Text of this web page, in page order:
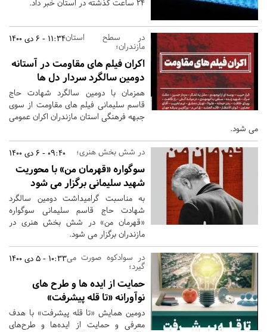
۲۴ ساعت گذشته در استان خبر داد.
11:34 - 6 دی 1400در سطح استان
مازندران؛
اکران فیلم های مقاومت در آستانه
دومین سالگرد سردار دل ها
همزمان با دومین سالگرد شهادت حاج
قاسم سلیمانی فیلم های مقاومت از سوی
جبهه فرهنگی استان مازندران اکران عمومی
می شود.
09:40 - 6 دی 1400 در شش بخش هنری؛
سوگواره «قهرمان من» با محوریت
شهید سلیمانی برگزار می شود
به مناسبت گرامیداشت دومین سالگرد
شهادت حاج قاسم سلیمانی سوگواره
«قهرمان من» در شش بخش هنری در
مازندران برگزار می شود.
10:33 - 5 دی 1400در سوادکوه صورت می
گیرد؛
حمایت از ایده ها و طرح های
نوآورانه «تا قله پیشرفت»
دومین همایش «تا قله پیشرفت» با هدف
معرفی و حمایت از ایده‌ها و طرح‌های